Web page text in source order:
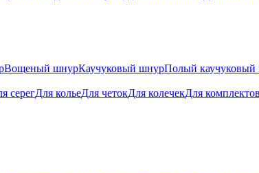
Вощеный шнурКаучуковый шнурПолый
серегДля кольеДля четокДля колечекДля